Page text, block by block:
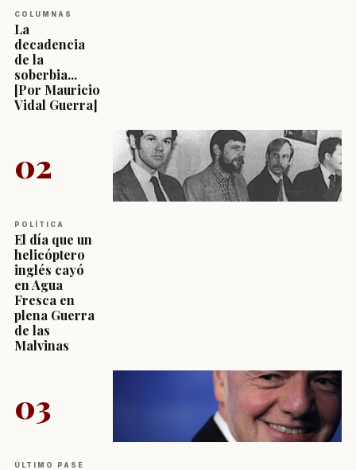
COLUMNAS
La
decadencia
de la
soberbia...
[Por Mauricio
Vidal Guerra]
02
POLÍTICA
El día que un
helicóptero
inglés cayó
en Agua
Fresca en
plena Guerra
de las
Malvinas
03
ÚLTIMO PASE